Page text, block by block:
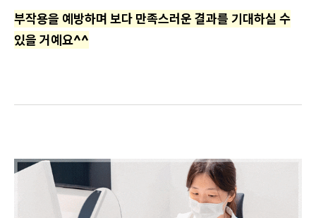
부작용을 예방하며 보다 만족스러운 결과를 기대하실 수
있을 거예요^^